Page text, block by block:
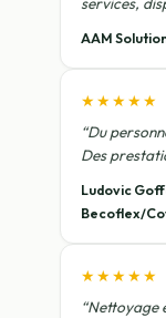
AAM
★★★★★
“Du
Des
Ludovic
Becoflex/
★★★★★
“Nettoyage